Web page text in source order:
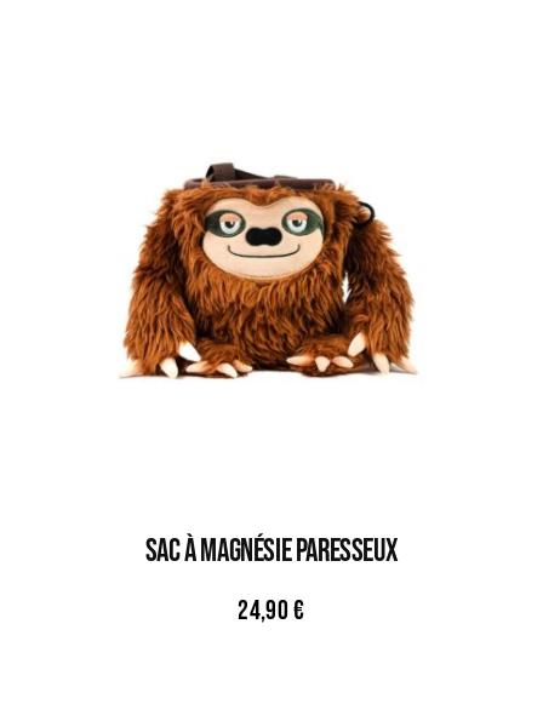
Sac À Magnésie PARESSEUX
24,90€